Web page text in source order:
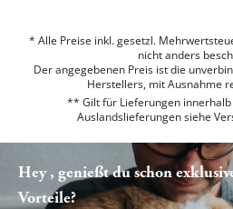
* Alle Preise inkl. gesetzl.
nicht anders
Der angegebenen Preis ist die
Herstellers, mit Ausnahme
** Gilt für Lieferungen innerhalb
Auslandslieferungen siehe
Hey , genießt du schon
Vorteile?